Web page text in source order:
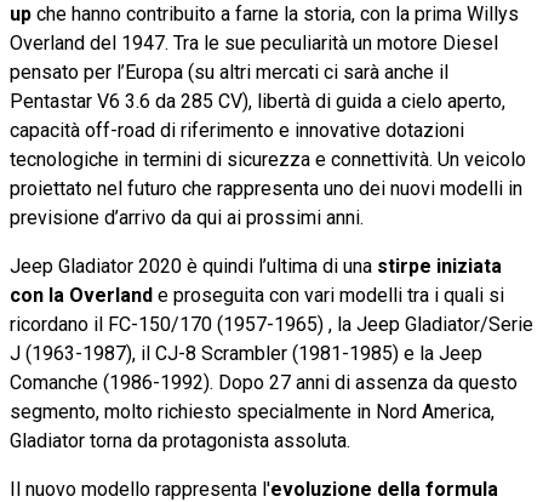
up che hanno contribuito a farne la storia, con la prima Willys
Overland del 1947. Tra le sue peculiarità un motore Diesel
pensato per l’Europa (su altri mercati ci sarà anche il
Pentastar V6 3.6 da 285 CV), libertà di guida a cielo aperto,
capacità off-road di riferimento e innovative dotazioni
tecnologiche in termini di sicurezza e connettività. Un veicolo
proiettato nel futuro che rappresenta uno dei nuovi modelli in
previsione d’arrivo da qui ai prossimi anni.
Jeep Gladiator 2020 è quindi l’ultima di una stirpe iniziata
con la Overland e proseguita con vari modelli tra i quali si
ricordano il FC-150/170 (1957-1965) , la Jeep Gladiator/Serie
J (1963-1987), il CJ-8 Scrambler (1981-1985) e la Jeep
Comanche (1986-1992). Dopo 27 anni di assenza da questo
segmento, molto richiesto specialmente in Nord America,
Gladiator torna da protagonista assoluta.
Il nuovo modello rappresenta l'evoluzione della formula